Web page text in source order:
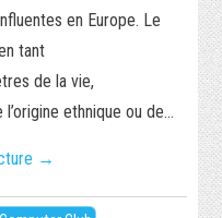
en Europe. Le
tant
de la vie,
ethnique ou de…
→